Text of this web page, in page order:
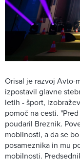
Orisal je razvoj Avto-
izpostavil glavne
letih - šport,
pomoč na cesti.
poudaril Breznik.
mobilnosti, a da se
posameznika in mu
mobilnosti.